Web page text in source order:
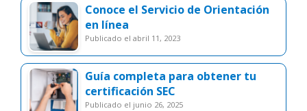
Conoce el Servicio de Orientación
en línea
publicado el abril 11, 2023
Guía completa para obtener tu
certificación SEC
publicado el junio 26, 2025